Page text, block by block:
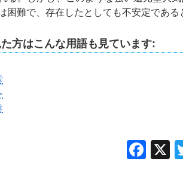
困難で、存在したとしても不安定であ
方はこんな用語も見ています: